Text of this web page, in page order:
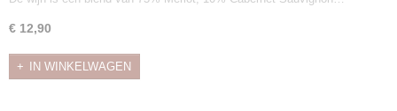
€ 12,90
IN WINKELWAGEN